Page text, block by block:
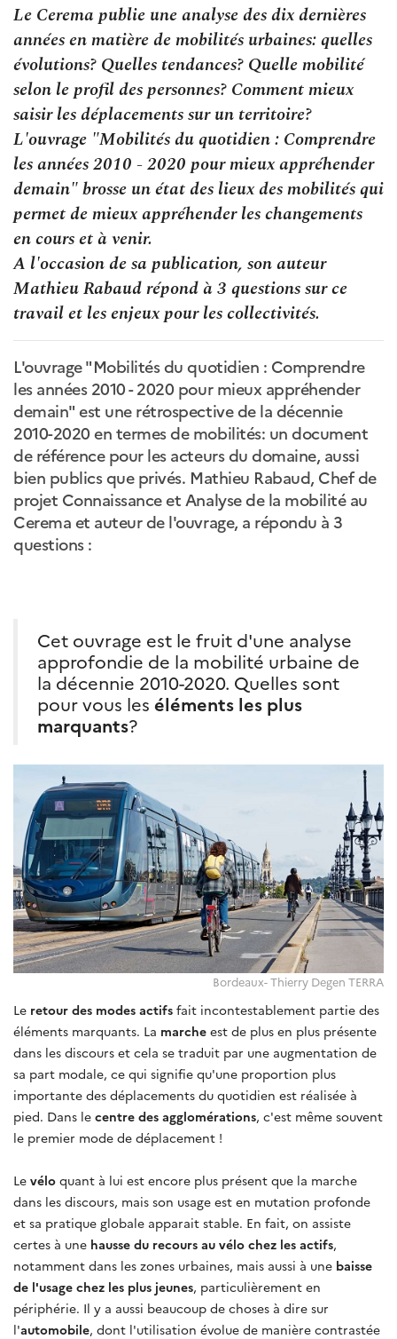
Le Cerema publie une analyse des dix dernières
années en matière de mobilités urbaines: quelles
évolutions? Quelles tendances? Quelle mobilité
selon le profil des personnes? Comment mieux
saisir les déplacements sur un territoire?
L'ouvrage "Mobilités du quotidien : Comprendre
les années 2010 - 2020 pour mieux appréhender
demain" brosse un état des lieux des mobilités qui
permet de mieux appréhender les changements
en cours et à venir.
A l'occasion de sa publication, son auteur
Mathieu Rabaud répond à 3 questions sur ce
travail et les enjeux pour les collectivités.
L'ouvrage "Mobilités du quotidien : Comprendre
les années 2010 - 2020 pour mieux appréhender
demain" est une rétrospective de la décennie
2010-2020 en termes de mobilités: un document
de référence pour les acteurs du domaine, aussi
bien publics que privés. Mathieu Rabaud, Chef de
projet Connaissance et Analyse de la mobilité au
Cerema et auteur de l'ouvrage, a répondu à 3
questions :
Cet ouvrage est le fruit d'une analyse
approfondie de la mobilité urbaine de
la décennie 2010-2020. Quelles sont
pour vous les éléments les plus
marquants?
Bordeaux- Thierry Degen TERRA
Le retour des modes actifs fait incontestablement partie des
éléments marquants. La marche est de plus en plus présente
dans les discours et cela se traduit par une augmentation de
sa part modale, ce qui signifie qu'une proportion plus
importante des déplacements du quotidien est réalisée à
pied. Dans le centre des agglomérations, c'est même souvent
le premier mode de déplacement !
Le vélo quant à lui est encore plus présent que la marche
dans les discours, mais son usage est en mutation profonde
et sa pratique globale apparait stable. En fait, on assiste
certes à une hausse du recours au vélo chez les actifs,
notamment dans les zones urbaines, mais aussi à une baisse
de l'usage chez les plus jeunes, particulièrement en
périphérie. Il y a aussi beaucoup de choses à dire sur
l'automobile, dont l'utilisation évolue de manière contrastée